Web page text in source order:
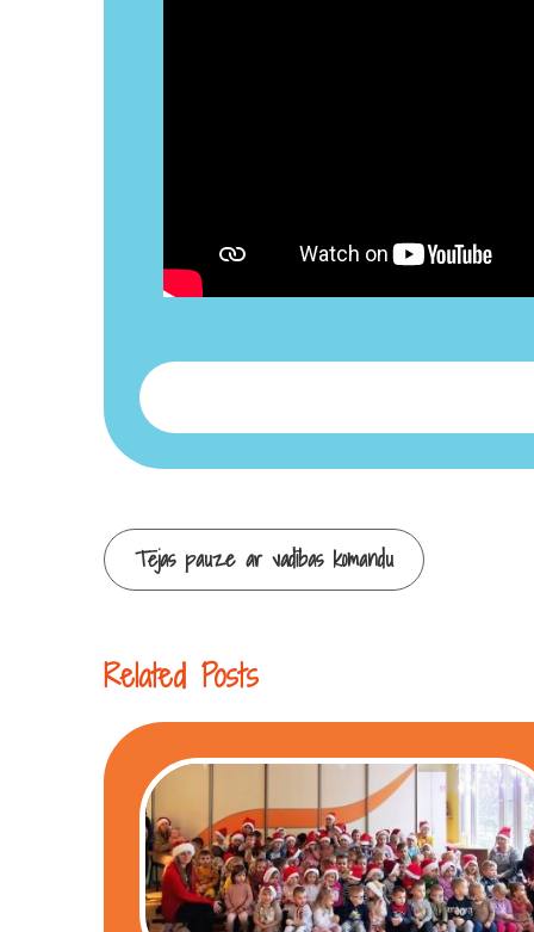
Continue
Tējas pauze ar vadības komandu
Related Posts